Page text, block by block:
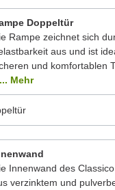
Doppeltür
Rampe zeichnet sich
aus und ist
und komfortablen
... Mehr
Innenwand des
verzinktem und